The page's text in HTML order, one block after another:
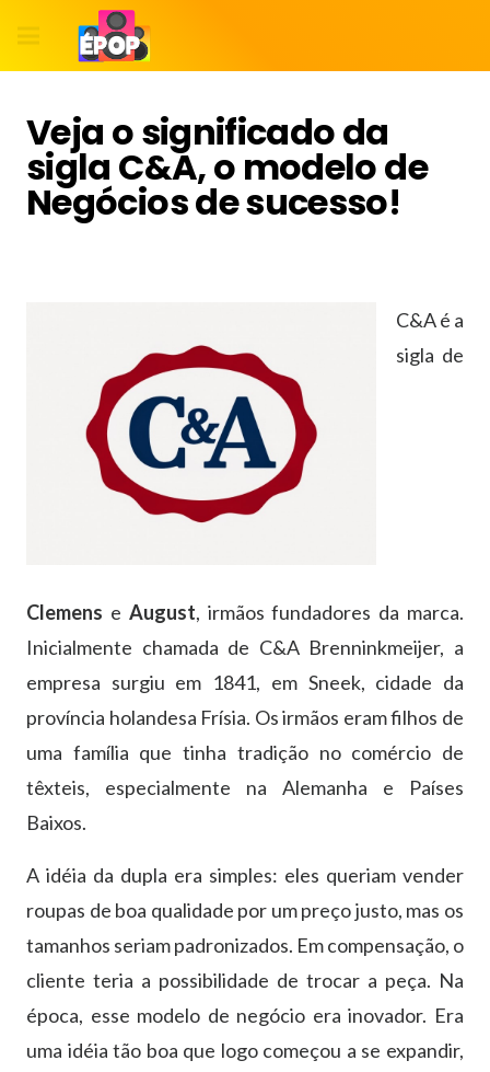
Veja o significado da
sigla C&A, o modelo de
Negócios de sucesso!
C&A é a
sigla de
Clemens e August, irmãos fundadores da marca.
Inicialmente chamada de C&A Brenninkmeijer, a
empresa surgiu em 1841, em Sneek, cidade da
província holandesa Frísia. Os irmãos eram filhos de
uma família que tinha tradição no comércio de
têxteis, especialmente na Alemanha e Países
Baixos.
A idéia da dupla era simples: eles queriam vender
roupas de boa qualidade por um preço justo, mas os
tamanhos seriam padronizados. Em compensação, o
cliente teria a possibilidade de trocar a peça. Na
época, esse modelo de negócio era inovador. Era
uma idéia tão boa que logo começou a se expandir,